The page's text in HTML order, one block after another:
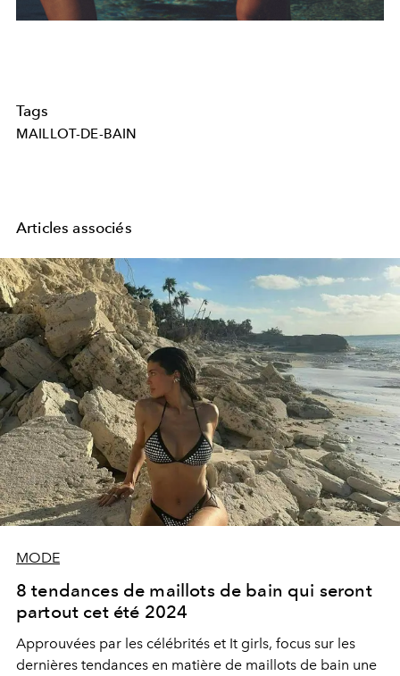
Tags
MAILLOT-DE-BAIN
Articles associés
MODE
8 tendances de maillots de bain qui seront
partout cet été 2024
Approuvées par les célébrités et It girls, focus sur les
dernières tendances en matière de maillots de bain une